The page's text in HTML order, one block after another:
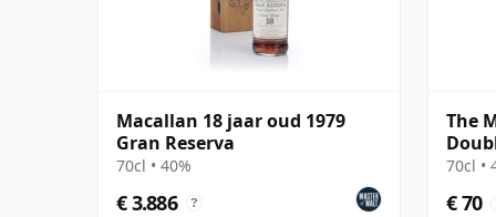
Macallan 18 jaar oud 1979
Gran Reserva
70cl • 40%
€ 3.886 ?
The
70cl •
€ 70